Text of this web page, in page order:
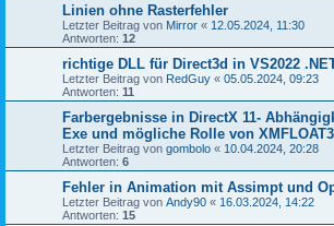
Linien ohne Rasterfehler
Letzter Beitrag von Mirror « 12.05.2024, 11:30
Antworten: 12
richtige DLL für Direct3d in VS2022
Letzter Beitrag von RedGuy « 05.05.2024, 09:23
Antworten: 11
Farbergebnisse in DirectX 11-
Exe und mögliche Rolle von XMFLOAT3
Letzter Beitrag von gombolo « 10.04.2024, 20:28
Antworten: 6
Fehler in Animation mit Assimpt und
Letzter Beitrag von Andy90 « 16.03.2024, 14:22
Antworten: 15